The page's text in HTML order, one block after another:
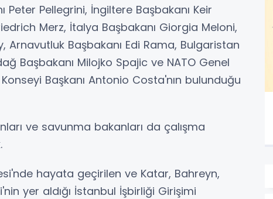
Pellegrini, İngiltere Başbakanı Keir
Merz, İtalya Başbakanı Giorgia Meloni,
Arnavutluk Başbakanı Edi Rama, Bulgaristan
Başbakanı Milojko Spajic ve NATO Genel
Başkanı Antonio Costa'nın bulunduğu
ve savunma bakanları da çalışma
hayata geçirilen ve Katar, Bahreyn,
yer aldığı İstanbul İşbirliği Girişimi